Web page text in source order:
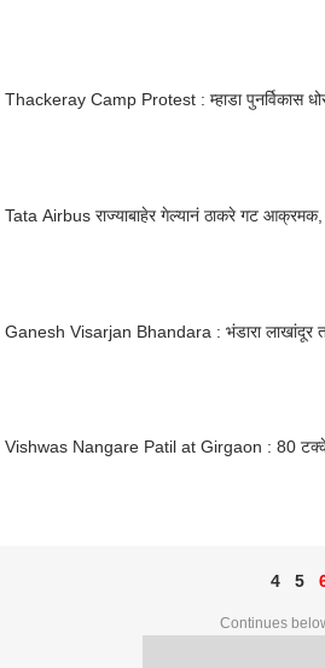
Thackeray Camp Protest : म्हाडा पुनर्विकास
Tata Airbus राज्याबाहेर गेल्यानं ठाकरे गट
Ganesh Visarjan Bhandara : भंडारा लाखांदूर
Vishwas Nangare Patil at Girgaon : 80 टक्के
4 5
Continues